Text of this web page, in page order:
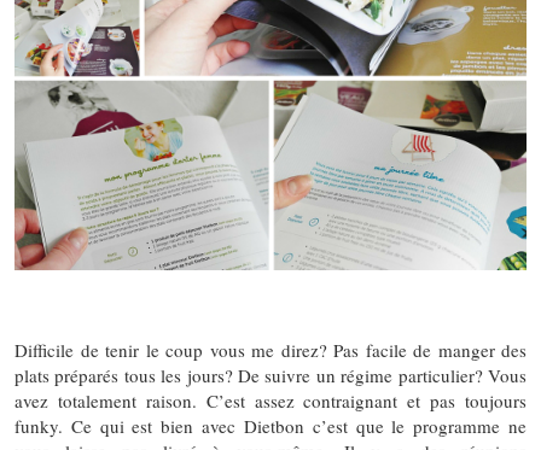
Difficile de tenir le coup vous me direz? Pas facile de manger des
plats préparés tous les jours? De suivre un régime particulier? Vous
avez totalement raison. C’est assez contraignant et pas toujours
funky. Ce qui est bien avec Dietbon c’est que le programme ne